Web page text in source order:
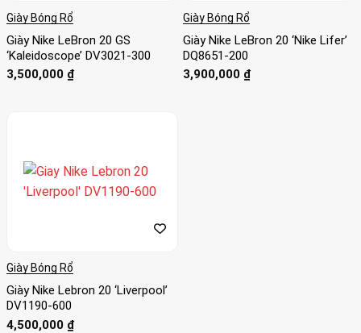
Giày Bóng Rổ
Giày Nike LeBron 20 GS
‘Kaleidoscope’ DV3021-300
3,500,000 ₫
Giày Bóng Rổ
Giày Nike LeBron 20 ‘Nike Lifer’
DQ8651-200
3,900,000 ₫
Giày Bóng Rổ
Giày Nike Lebron 20 ‘Liverpool’
DV1190-600
4,500,000 ₫